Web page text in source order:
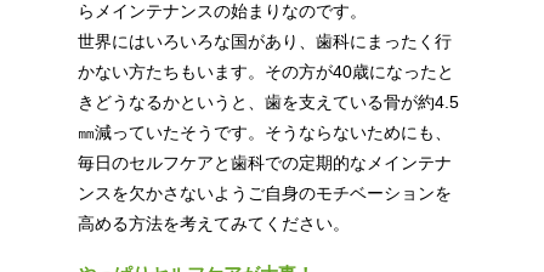
らメインテナンスの始まりなのです。
世界にはいろいろな国があり、歯科にまったく行
かない方たちもいます。その方が40歳になったと
きどうなるかというと、歯を支えている骨が約4.5
㎜減っていたそうです。そうならないためにも、
毎日のセルフケアと歯科での定期的なメインテナ
ンスを欠かさないようご自身のモチベーションを
高める方法を考えてみてください。